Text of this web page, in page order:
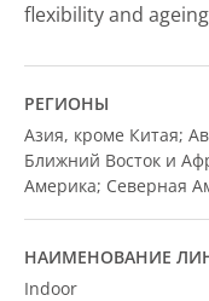
flexibility and
РЕГИОНЫ
Азия, кроме Китая;
Ближний Восток и
Америка; Северная
НАИМЕНОВАНИЕ
Indoor